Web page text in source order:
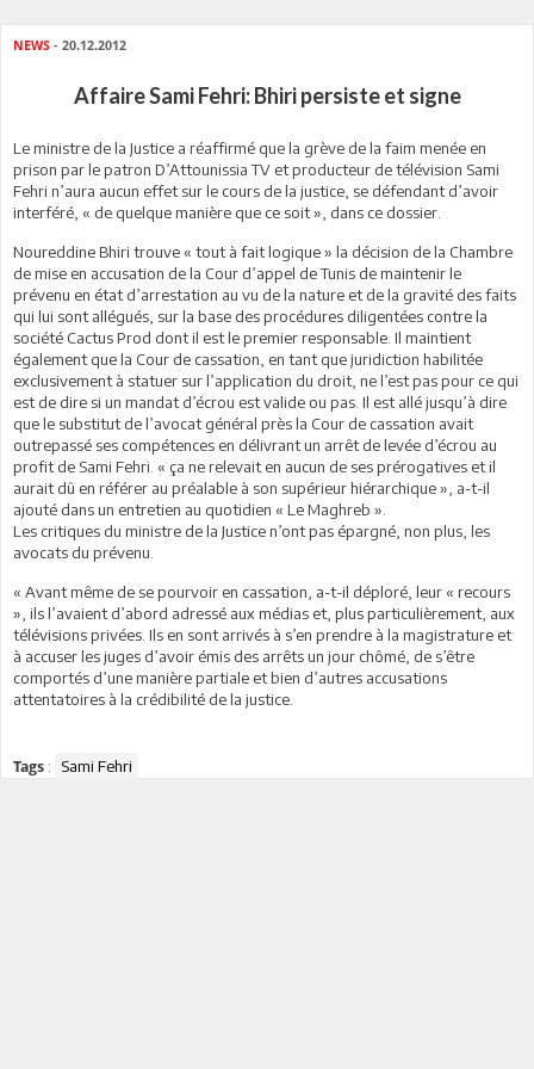
NEWS - 20.12.2012
Affaire Sami Fehri: Bhiri persiste et signe
Le ministre de la Justice a réaffirmé que la grève de la faim menée en
prison par le patron D’Attounissia TV et producteur de télévision Sami
Fehri n’aura aucun effet sur le cours de la justice, se défendant d’avoir
interféré, « de quelque manière que ce soit », dans ce dossier.
Noureddine Bhiri trouve « tout à fait logique » la décision de la Chambre
de mise en accusation de la Cour d’appel de Tunis de maintenir le
prévenu en état d’arrestation au vu de la nature et de la gravité des faits
qui lui sont allégués, sur la base des procédures diligentées contre la
société Cactus Prod dont il est le premier responsable. Il maintient
également que la Cour de cassation, en tant que juridiction habilitée
exclusivement à statuer sur l’application du droit, ne l’est pas pour ce qui
est de dire si un mandat d’écrou est valide ou pas. Il est allé jusqu’à dire
que le substitut de l’avocat général près la Cour de cassation avait
outrepassé ses compétences en délivrant un arrêt de levée d’écrou au
profit de Sami Fehri. « ça ne relevait en aucun de ses prérogatives et il
aurait dû en référer au préalable à son supérieur hiérarchique », a-t-il
ajouté dans un entretien au quotidien « Le Maghreb ».
Les critiques du ministre de la Justice n’ont pas épargné, non plus, les
avocats du prévenu.
« Avant même de se pourvoir en cassation, a-t-il déploré, leur « recours
», ils l’avaient d’abord adressé aux médias et, plus particulièrement, aux
télévisions privées. Ils en sont arrivés à s’en prendre à la magistrature et
à accuser les juges d’avoir émis des arrêts un jour chômé, de s’être
comportés d’une manière partiale et bien d’autres accusations
attentatoires à la crédibilité de la justice.
Tags : Sami Fehri